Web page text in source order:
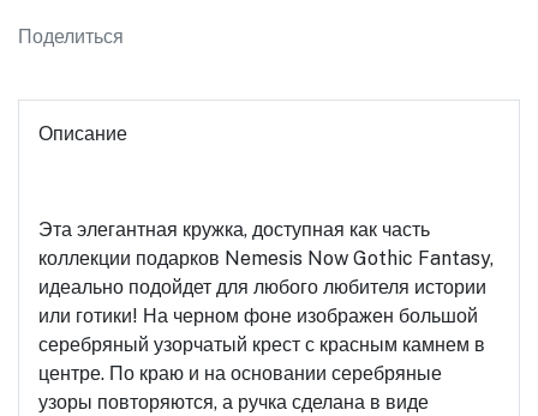
Поделиться
Описание
Эта элегантная кружка, доступная как часть
коллекции подарков Nemesis Now Gothic Fantasy,
идеально подойдет для любого любителя истории
или готики! На черном фоне изображен большой
серебряный узорчатый крест с красным камнем в
центре. По краю и на основании серебряные
узоры повторяются, а ручка сделана в виде